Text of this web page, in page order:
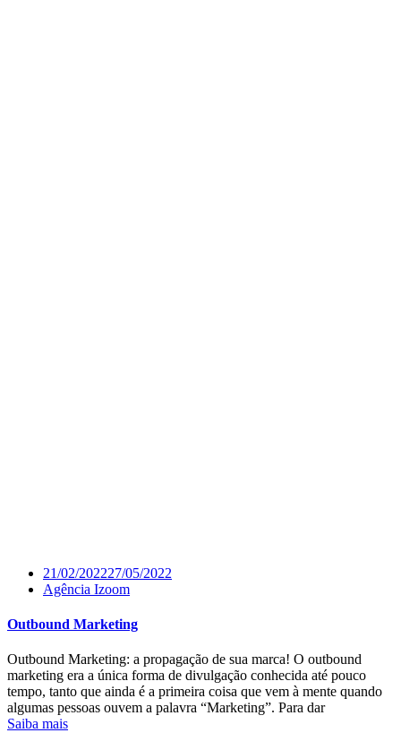
21/02/202227/05/2022
Agência Izoom
Outbound Marketing
Outbound Marketing: a propagação de sua marca! O outbound
marketing era a única forma de divulgação conhecida até pouco
tempo, tanto que ainda é a primeira coisa que vem à mente quando
algumas pessoas ouvem a palavra “Marketing”. Para dar
Saiba mais